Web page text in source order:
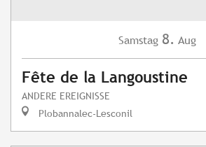
Samstag 8. Aug
Fête de la Langoustine
ANDERE EREIGNISSE
Plobannalec-Lesconil